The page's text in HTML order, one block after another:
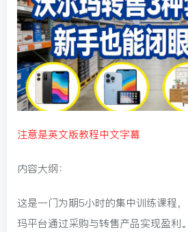
注意是英文版教程中文字幕
内容大纲：
这是一门为期5小时的集中训练课程
玛平台通过采购与转售产品实现盈利。